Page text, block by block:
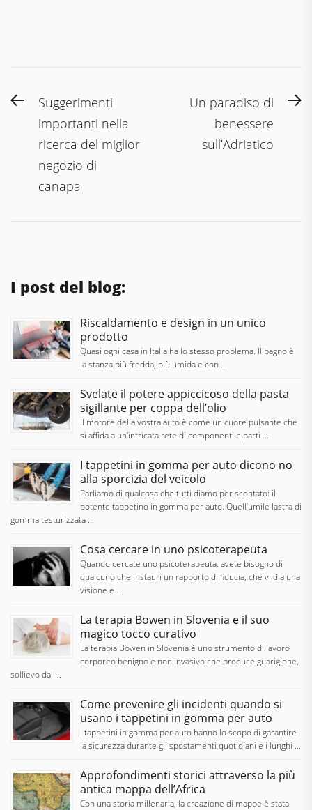
Navigazione
articoli
PreviousSuggerimenti
importanti nella
ricerca del miglior
negozio di
canapa
Un paradiso di
benessere
sull’Adriatico
I post del blog:
Riscaldamento e design in un unico
prodotto
Quasi ogni casa in Italia ha lo stesso problema. Il bagno è
la stanza più fredda, più umida e con …
Svelate il potere appiccicoso della pasta
sigillante per coppa dell’olio
Il motore della vostra auto è come un cuore pulsante che
si affida a un’intricata rete di componenti e parti …
I tappetini in gomma per auto dicono no
alla sporcizia del veicolo
Parliamo di qualcosa che tutti diamo per scontato: il
potente tappetino in gomma per auto. Quell’umile lastra di
gomma testurizzata …
Cosa cercare in uno psicoterapeuta
Quando cercate uno psicoterapeuta, avete bisogno di
qualcuno che instauri un rapporto di fiducia, che vi dia una
visione e …
La terapia Bowen in Slovenia e il suo
magico tocco curativo
La terapia Bowen in Slovenia è uno strumento di lavoro
corporeo benigno e non invasivo che produce guarigione,
sollievo dal …
Come prevenire gli incidenti quando si
usano i tappetini in gomma per auto
I tappetini in gomma per auto hanno lo scopo di garantire
la sicurezza durante gli spostamenti quotidiani e i lunghi …
Approfondimenti storici attraverso la più
antica mappa dell’Africa
Con una storia millenaria, la creazione di mappe è stata